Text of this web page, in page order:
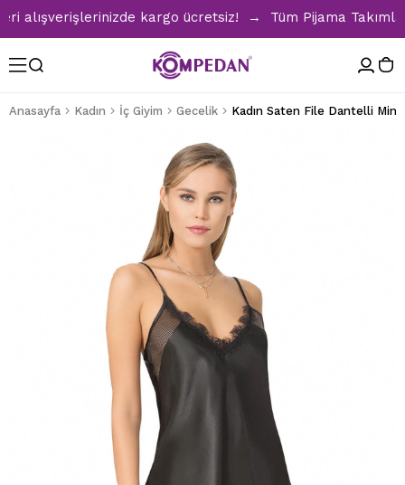
kargo ücretsiz! → Tüm Pijama
Anasayfa Kadın İç Giyim Gecelik Kadın Saten File Dantelli Mini